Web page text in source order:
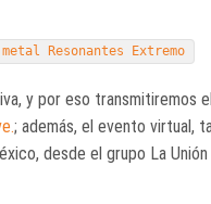
Resonantes Extremo
y por eso transmitiremos
; además, el evento virtual,
desde el grupo La